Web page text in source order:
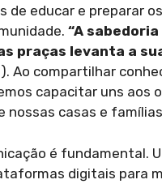
de educar e preparar os
“A sabedoria
praças levanta a
Ao compartilhar
capacitar uns aos
nossas casas e
é fundamental.
digitais para